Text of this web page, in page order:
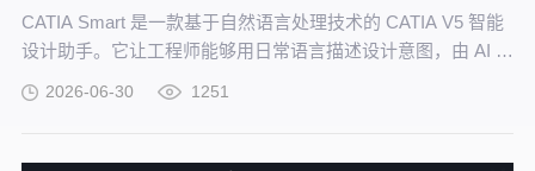
CATIA Smart 是一款基于自然语言处理技术的 CATIA V5 智能
设计助手。它让工程师能够用日常语言描述设计意图，由 AI 自
动解析并在 CATIA V5 中生成精确的三维模型。
2026-06-30 1251